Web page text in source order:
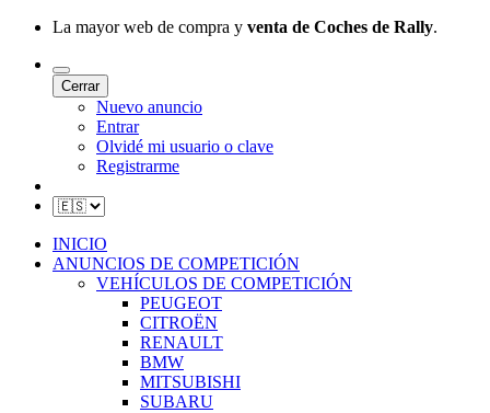
La mayor web de compra y venta de Coches de Rally.
Cerrar
Nuevo anuncio
Entrar
Olvidé mi usuario o clave
Registrarme
INICIO
ANUNCIOS DE COMPETICIÓN
VEHÍCULOS DE COMPETICIÓN
PEUGEOT
CITROËN
RENAULT
BMW
MITSUBISHI
SUBARU